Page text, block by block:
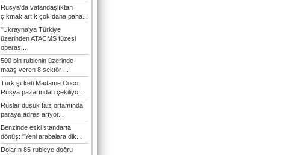
Rusya'da vatandaşlıktan
çıkmak artık çok daha paha...
"Ukrayna'ya Türkiye
üzerinden ATACMS füzesi
operas...
500 bin rublenin üzerinde
maaş veren 8 sektör ...
Türk şirketi Madame Coco
Rusya pazarından çekiliyo...
Ruslar düşük faiz ortamında
paraya adres arıyor...
Benzinde eski standarta
dönüş: "Yeni arabalara dik...
Doların 85 rubleye doğru